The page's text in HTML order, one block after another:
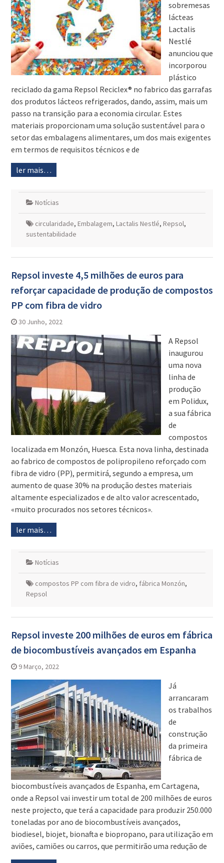
sobremesas
lácteas
Lactalis
Nestlé
anunciou que
incorporou
plástico
reciclado da gama Repsol Reciclex® no fabrico das garrafas
dos produtos lácteos refrigerados, dando, assim, mais um
passo na transição para a economia circular. Estes
materiais proporcionam uma solução sustentável para o
setor das embalagens alimentares, um dos mais exigentes
em termos de requisitos técnicos e de
ler mais…
Notícias
circularidade, Embalagem, Lactalis Nestlé, Repsol,
sustentabilidade
Repsol investe 4,5 milhões de euros para
reforçar capacidade de produção de compostos
PP com fibra de vidro
30 Junho, 2022
A Repsol
inaugurou
uma nova
linha de
produção
em Polidux,
a sua fábrica
de
compostos
localizada em Monzón, Huesca. Esta nova linha, destinada
ao fabrico de compostos de polipropileno reforçado com
fibra de vidro (PP), permitirá, segundo a empresa, um
aumento de quase 30% na produção destes materiais
altamente especializados e de alto valor acrescentado,
«muito procurados nos setores técnicos».
ler mais…
Notícias
compostos PP com fibra de vidro, fábrica Monzón,
Repsol
Repsol investe 200 milhões de euros em fábrica
de biocombustíveis avançados em Espanha
9 Março, 2022
Já
arrancaram
os trabalhos
de
construção
da primeira
fábrica de
biocombustíveis avançados de Espanha, em Cartagena,
onde a Repsol vai investir um total de 200 milhões de euros
neste projecto, que terá a capacidade para produzir 250.000
toneladas por ano de biocombustíveis avançados,
biodiesel, biojet, bionafta e biopropano, para utilização em
aviões, camiões ou carros, que permitirão uma redução de